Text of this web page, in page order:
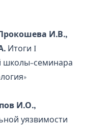
И.В.,
Итоги I
школы-семинара
И.О.,
уязвимости